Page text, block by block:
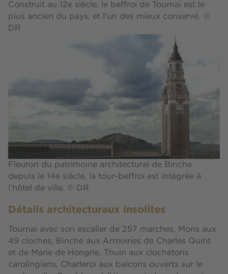
Construit au 12e siècle, le beffroi de Tournai est le
plus ancien du pays, et l'un des mieux conservé. ©
DR
Fleuron du patrimoine architectural de Binche
depuis le 14e siècle, la tour-beffroi est intégrée à
l’hôtel de ville. © DR
Détails architecturaux insolites
Tournai avec son escalier de 257 marches, Mons aux
49 cloches, Binche aux Armoiries de Charles Quint
et de Marie de Hongrie, Thuin aux clochetons
carolingiens, Charleroi aux balcons ouverts sur le